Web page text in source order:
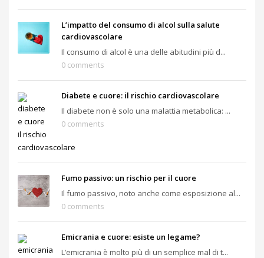
L’impatto del consumo di alcol sulla salute
cardiovascolare
Il consumo di alcol è una delle abitudini più d...
0 comments
Diabete e cuore: il rischio cardiovascolare
Il diabete non è solo una malattia metabolica: ...
0 comments
Fumo passivo: un rischio per il cuore
Il fumo passivo, noto anche come esposizione al...
0 comments
Emicrania e cuore: esiste un legame?
L’emicrania è molto più di un semplice mal di t...